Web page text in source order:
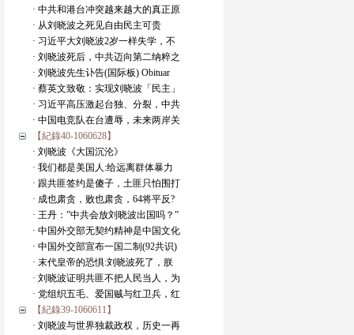
· 中共和港台冲突越来越大的真正原
· 从刘晓波之死见自由民主可贵
· 习近平大刘晓波2岁一样失学，不
· 刘晓波死后，中共迈向第二纳粹之
· 刘晓波先生讣告(国际板) Obituar
· 蔡英文致敬：实现刘晓波「民主」
· 习近平高压激起台独、分裂，中共
· 中国电竞队在台遭辱，未来两岸关
【紀錄40-1060628】
· 刘晓波《大国沉沦》
· 我们都是美国人:给远离群体暴力
· 跟共匪签约是傻子，土匪只怕围打
· 成也肃贪，败也肃贪，64将平反?
· 王丹：”中共会放刘晓波出国吗？”
· 中国外交部无契约精神是中国文化
· 中国外交部宣布一国二制(92共识)
· 末代皇帝的恐惧:刘晓波死了，朕
· 刘晓波证明共匪不把人民当人，为
· 党组织五毛、爱国贼与红卫兵，红
【紀錄39-1060611】
· 刘晓波与世界独裁政权，历史一再